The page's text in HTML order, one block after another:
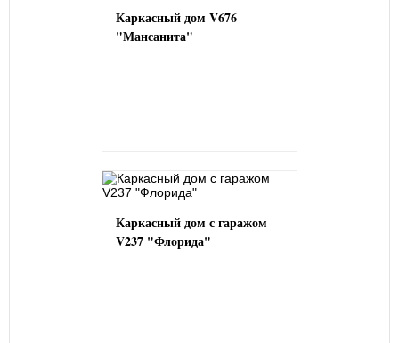
Каркасный дом V676
"Мансанита"
Каркасный дом с гаражом
V237 "Флорида"